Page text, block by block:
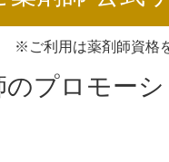
プロモー